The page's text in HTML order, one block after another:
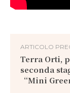
ARTICOLO
Terra Orti,
seconda
“Mini